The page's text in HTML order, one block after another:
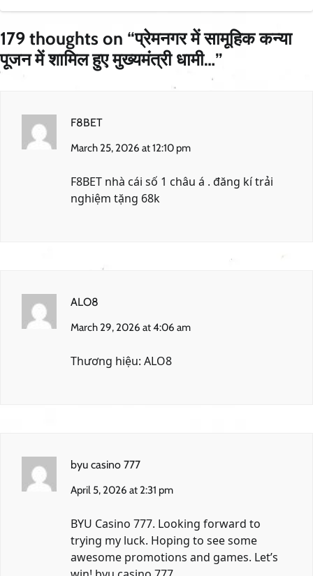
179 thoughts on “प्रेमनगर में सामूहिक कन्या
पूजन में शामिल हुए मुख्यमंत्री धामी…”
F8BET
March 25, 2026 at 12:10 pm
F8BET nhà cái số 1 châu á . đăng kí trải
nghiệm tặng 68k
ALO8
March 29, 2026 at 4:06 am
Thương hiệu: ALO8
byu casino 777
April 5, 2026 at 2:31 pm
BYU Casino 777. Looking forward to
trying my luck. Hoping to see some
awesome promotions and games. Let’s